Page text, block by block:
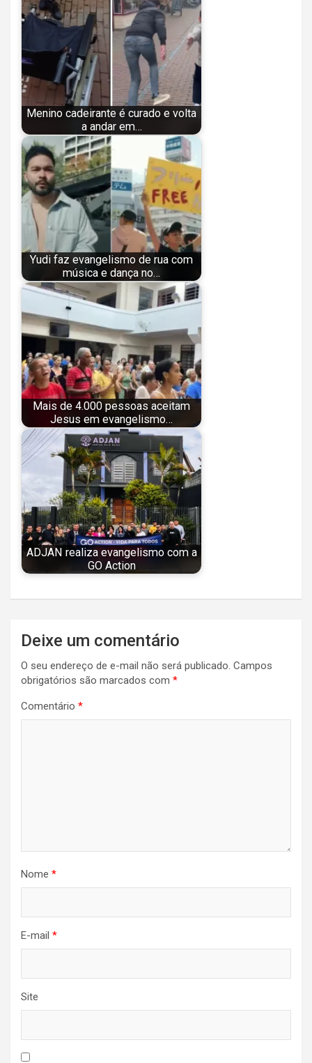
Menino cadeirante é curado e volta
a andar em…
Yudi faz evangelismo de rua com
música e dança no…
Mais de 4.000 pessoas aceitam
Jesus em evangelismo…
ADJAN realiza evangelismo com a
GO Action
Navegação
de
Post
Deixe um comentário
O seu endereço de e-mail não será publicado. Campos
obrigatórios são marcados com *
Comentário *
Nome *
E-mail *
Site